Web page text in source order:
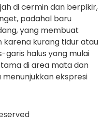
di cermin dan berpikir,
padahal baru
yang membuat
kurang tidur atau
garis halus yang mulai
di area mata dan
menunjukkan ekspresi